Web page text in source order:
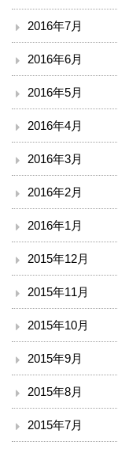
2016年7月
2016年6月
2016年5月
2016年4月
2016年3月
2016年2月
2016年1月
2015年12月
2015年11月
2015年10月
2015年9月
2015年8月
2015年7月